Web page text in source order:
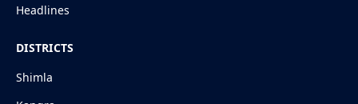
Headlines
DISTRICTS
Shimla